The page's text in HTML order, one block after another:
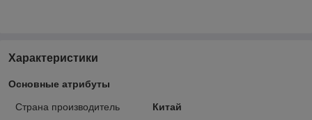
Характеристики
Основные атрибуты
Страна производитель Китай